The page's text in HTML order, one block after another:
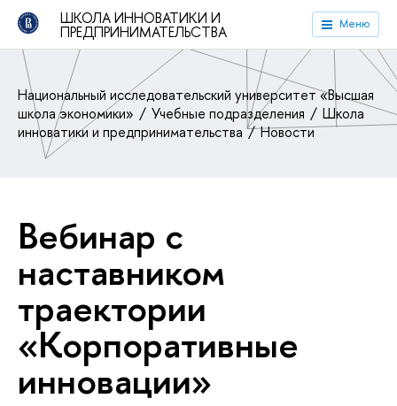
ШКОЛА ИННОВАТИКИ И
ПРЕДПРИНИМАТЕЛЬСТВА Меню
Национальный исследовательский университет «Высшая
школа экономики»
Учебные подразделения
Школа
инноватики и предпринимательства
Новости
Вебинар с
наставником
траектории
«Корпоративные
инновации»